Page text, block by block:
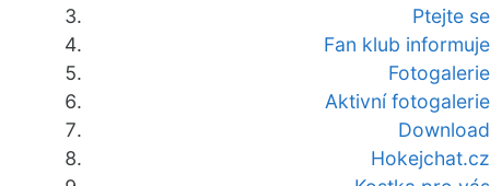
Ptejte se
Fan klub informuje
Fotogalerie
Aktivní fotogalerie
Download
Hokejchat.cz